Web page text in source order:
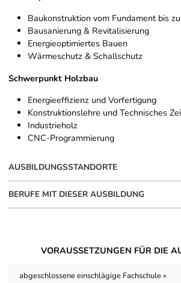
Baukonstruktion vom Fundament bis
Bausanierung & Revitalisierung
Energieoptimiertes Bauen
Wärmeschutz & Schallschutz
Schwerpunkt Holzbau
Energieeffizienz und Vorfertigung
Konstruktionslehre und Technisches
Industrieholz
CNC-Programmierung
AUSBILDUNGSSTANDORTE
BERUFE MIT DIESER AUSBILDUNG
VORAUSSETZUNGEN FÜR DIE
abgeschlossene einschlägige Fachschule »